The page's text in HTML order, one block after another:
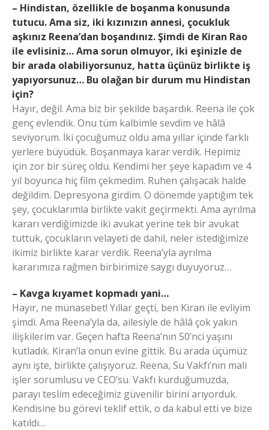
– Hindistan, özellikle de boşanma konusunda
tutucu. Ama siz, iki kızınızın annesi, çocukluk
aşkınız Reena’dan boşandınız. Şimdi de Kiran Rao
ile evlisiniz… Ama sorun olmuyor, iki eşinizle de
bir arada olabiliyorsunuz, hatta üçünüz birlikte iş
yapıyorsunuz… Bu olağan bir durum mu Hindistan
için?
Hayır, değil. Ama biz bir şekilde başardık. Reena ile çok
genç evlendik. Onu tüm kalbimle sevdim ve hâlâ
seviyorum. İki çocuğumuz oldu ama yıllar içinde farklı
yerlere büyüdük. Boşanmaya karar verdik. Hepimiz
için zor bir süreç oldu. Kendimi her şeye kapadım ve 4
yıl boyunca hiç film çekmedim. Ruhen çalışacak halde
değildim. Depresyona girdim. O dönemde yaptığım tek
şey, çocuklarımla birlikte vakit geçirmekti. Ama ayrılma
kararı verdiğimizde iki avukat yerine tek bir avukat
tuttuk, çocukların velayeti de dahil, neler istediğimize
ikimiz birlikte karar verdik. Reena’yla ayrılma
kararımıza rağmen birbirimize saygı duyuyoruz…
– Kavga kıyamet kopmadı yani…
Hayır, ne münasebet! Yıllar geçti, ben Kiran ile evliyim
şimdi. Ama Reena’yla da, ailesiyle de hâlâ çok yakın
ilişkilerim var. Geçen hafta Reena’nın 50’nci yaşını
kutladık. Kiran’la onun evine gittik. Bu arada üçümüz
aynı işte, birlikte çalışıyoruz. Reena, Su Vakfı’nın mali
işler sorumlusu ve CEO’su. Vakfı kurduğumuzda,
parayı teslim edeceğimiz güvenilir birini arıyorduk.
Kendisine bu görevi teklif ettik, o da kabul etti ve bize
katıldı…